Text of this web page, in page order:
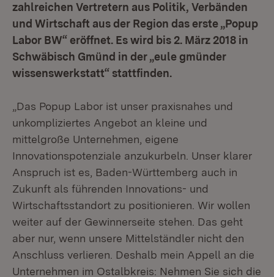
zahlreichen Vertretern aus Politik, Verbänden
und Wirtschaft aus der Region das erste „Popup
Labor BW“ eröffnet. Es wird bis 2. März 2018 in
Schwäbisch Gmünd in der „eule gmünder
wissenswerkstatt“ stattfinden.
„Das Popup Labor ist unser praxisnahes und
unkompliziertes Angebot an kleine und
mittelgroße Unternehmen, eigene
Innovationspotenziale anzukurbeln. Unser klarer
Anspruch ist es, Baden-Württemberg auch in
Zukunft als führenden Innovations- und
Wirtschaftsstandort zu positionieren. Wir wollen
weiter auf der Gewinnerseite stehen. Das geht
aber nur, wenn unsere Mittelständler nicht den
Anschluss verlieren. Deshalb mein Appell an die
Unternehmen im Ostalbkreis: Nehmen Sie sich die